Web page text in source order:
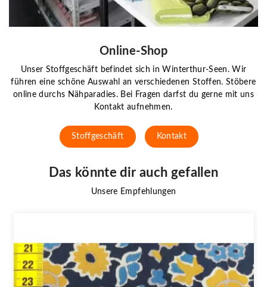
Online-Shop
Unser Stoffgeschäft befindet sich in Winterthur-Seen. Wir
führen eine schöne Auswahl an verschiedenen Stoffen. Stöbere
online durchs Nähparadies. Bei Fragen darfst du gerne mit uns
Kontakt aufnehmen.
Stoffgeschäft Kontakt
Das könnte dir auch gefallen
Unsere Empfehlungen